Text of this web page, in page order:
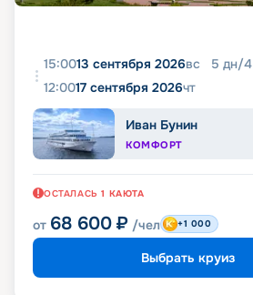
15:0013 сентября 2026вс 5 дн/4
12:0017 сентября 2026чт
Иван Бунин
КОМФОРТ
ОСТАЛАСЬ 1 КАЮТА
от 68 600 ₽ /чел +1 000
Выбрать круиз